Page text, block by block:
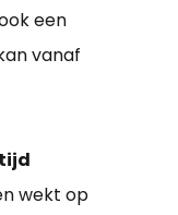
een
vanaf
wekt op